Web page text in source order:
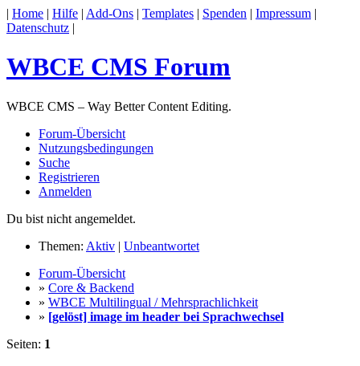
| Home | Hilfe | Add-Ons | Templates | Spenden | Impressum |
Datenschutz |
WBCE CMS Forum
WBCE CMS – Way Better Content Editing.
Forum-Übersicht
Nutzungsbedingungen
Suche
Registrieren
Anmelden
Du bist nicht angemeldet.
Themen: Aktiv | Unbeantwortet
Forum-Übersicht
» Core & Backend
» WBCE Multilingual / Mehrsprachlichkeit
» [gelöst] image im header bei Sprachwechsel
Seiten: 1